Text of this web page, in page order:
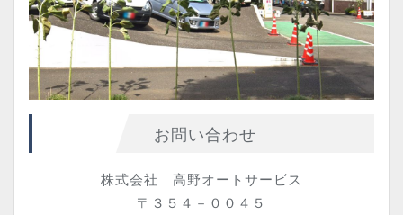
お問い合わせ
株式会社 高野オートサービス
〒３５４－００４５